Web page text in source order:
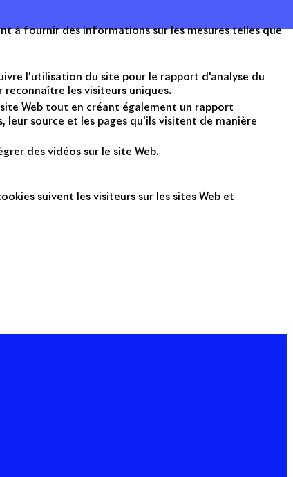
à fournir des informations sur les mesures telles que
l'utilisation du site pour le rapport d'analyse du
les visiteurs uniques.
Web tout en créant également un rapport
leur source et les pages qu'ils visitent de manière
des vidéos sur le site Web.
suivent les visiteurs sur les sites Web et